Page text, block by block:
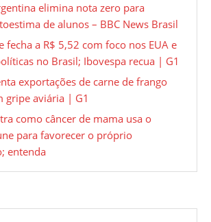
elimina nota zero para
de alunos – BBC News Brasil
fecha a R$ 5,52 com foco nos EUA e
no Brasil; Ibovespa recua | G1
exportações de carne de frango
gripe aviária | G1
como câncer de mama usa o
para favorecer o próprio
entenda